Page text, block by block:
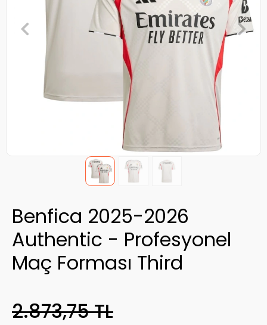
Benfica 2025-2026
Authentic - Profesyonel
Maç Forması Third
2.873,75 TL